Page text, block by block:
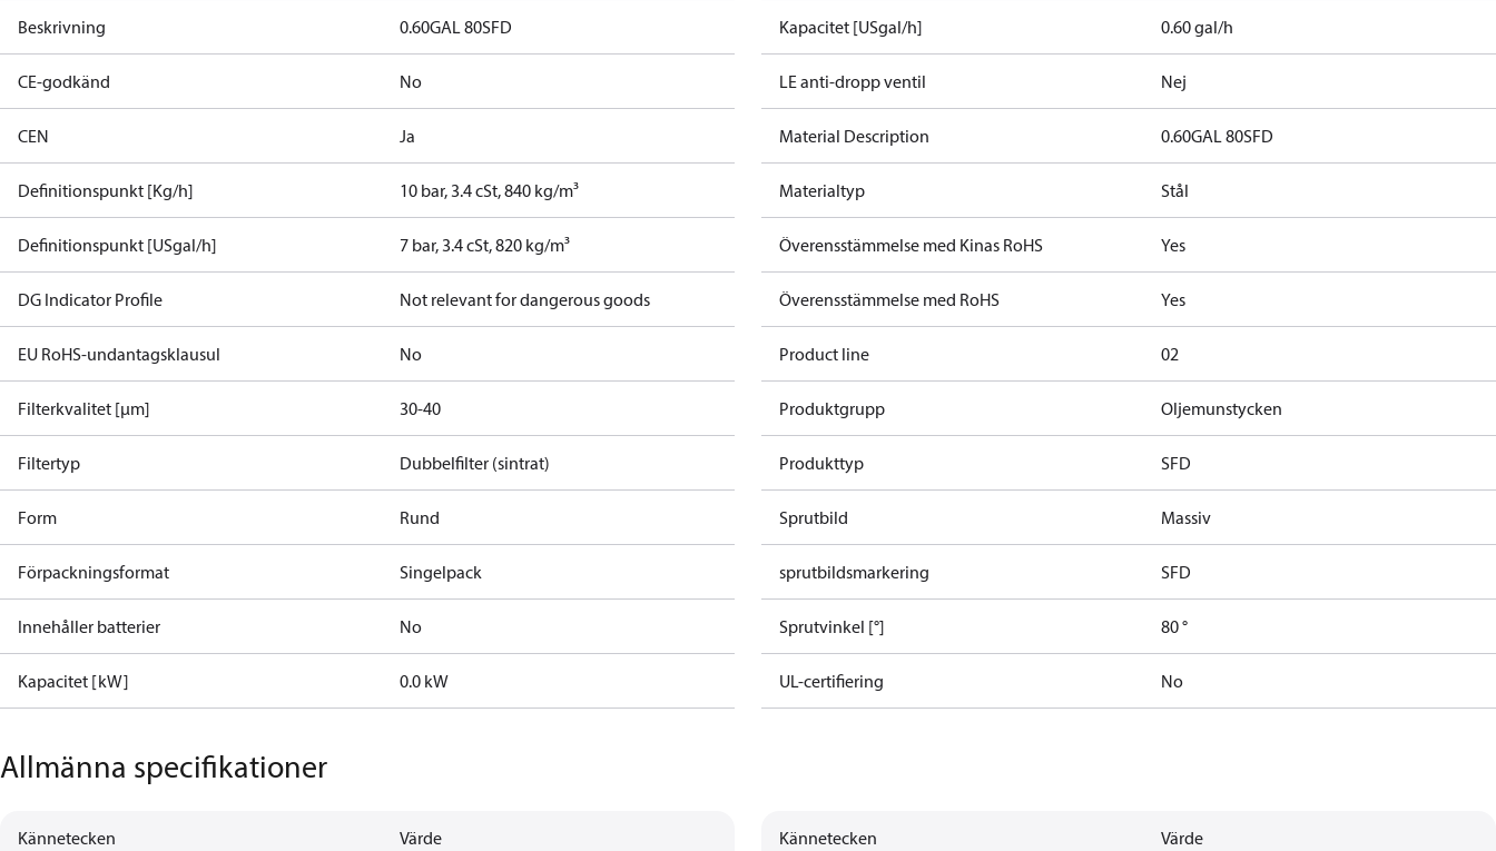
Beskrivning 0.60GAL 80SFD
CE-godkänd No
CEN Ja
Definitionspunkt [Kg/h] 10 bar, 3.4 cSt, 840 kg/m³
Definitionspunkt [USgal/h] 7 bar, 3.4 cSt, 820 kg/m³
DG Indicator Profile Not relevant for dangerous goods
EU RoHS-undantagsklausul No
Filterkvalitet [µm] 30-40
Filtertyp Dubbelfilter (sintrat)
Form Rund
Förpackningsformat Singelpack
Innehåller batterier No
Kapacitet [ kW ] 0.0 kW
Kapacitet [USgal/h] 0.60 gal/h
LE anti-dropp ventil Nej
Material Description 0.60GAL 80SFD
Materialtyp Stål
Överensstämmelse med Kinas RoHS Yes
Överensstämmelse med RoHS Yes
Product line 02
Produktgrupp Oljemunstycken
Produkttyp SFD
Sprutbild Massiv
sprutbildsmarkering SFD
Sprutvinkel [°] 80 °
UL-certifiering No
Allmänna specifikationer
Kännetecken Värde Kännetecken Värde